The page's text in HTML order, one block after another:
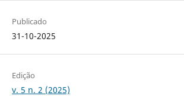
Publicado
31-10-2025
Edição
v. 5 n. 2 (2025)